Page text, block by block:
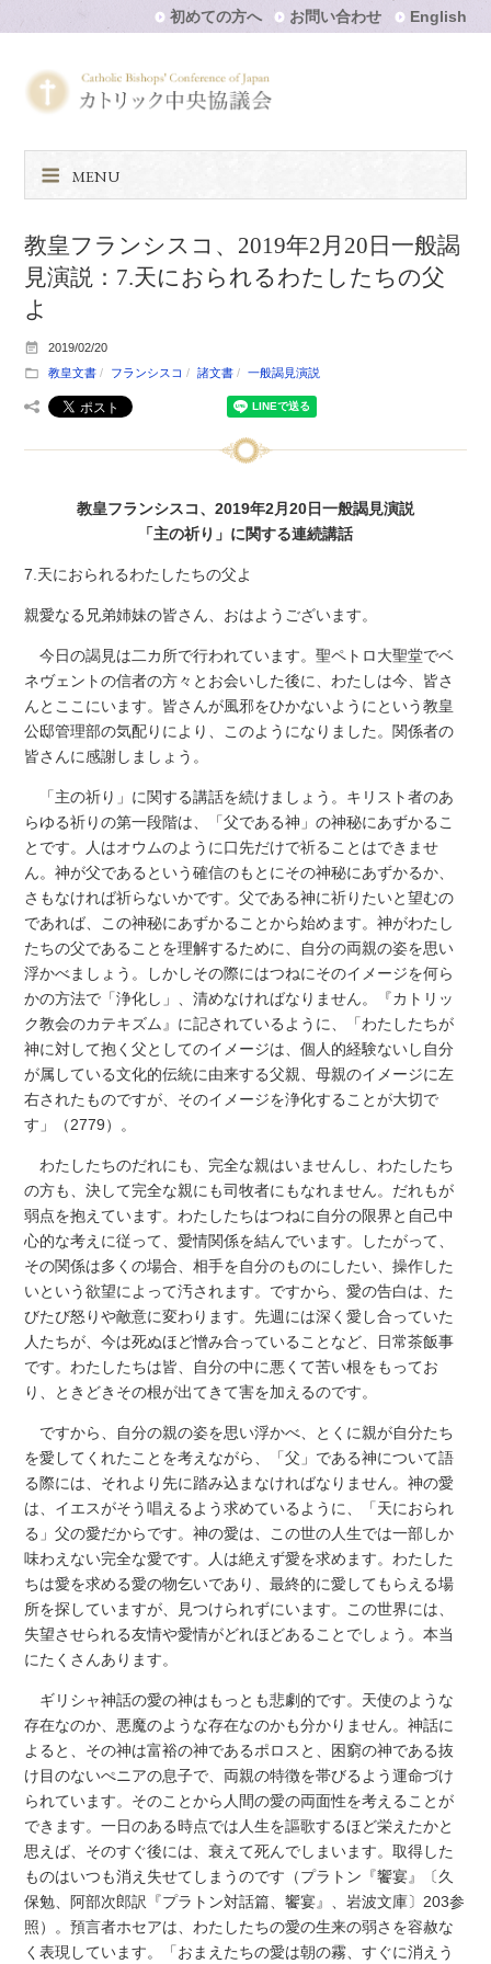
初めての方へ お問い合わせ English
MENU
教皇フランシスコ、2019年2月20日一般謁
見演説：7.天におられるわたしたちの父
よ
2019/02/20
教皇文書
フランシスコ 諸文書 一般謁見演説
教皇フランシスコ、2019年2月20日一般謁見演説
「主の祈り」に関する連続講話
7.天におられるわたしたちの父よ
親愛なる兄弟姉妹の皆さん、おはようございます。
今日の謁見は二カ所で行われています。聖ペトロ大聖堂でベ
ネヴェントの信者の方々とお会いした後に、わたしは今、皆さ
んとここにいます。皆さんが風邪をひかないようにという教皇
公邸管理部の気配りにより、このようになりました。関係者の
皆さんに感謝しましょう。
「主の祈り」に関する講話を続けましょう。キリスト者のあ
らゆる祈りの第一段階は、「父である神」の神秘にあずかるこ
とです。人はオウムのように口先だけで祈ることはできませ
ん。神が父であるという確信のもとにその神秘にあずかるか、
さもなければ祈らないかです。父である神に祈りたいと望むの
であれば、この神秘にあずかることから始めます。神がわたし
たちの父であることを理解するために、自分の両親の姿を思い
浮かべましょう。しかしその際にはつねにそのイメージを何ら
かの方法で「浄化し」、清めなければなりません。『カトリッ
ク教会のカテキズム』に記されているように、「わたしたちが
神に対して抱く父としてのイメージは、個人的経験ないし自分
が属している文化的伝統に由来する父親、母親のイメージに左
右されたものですが、そのイメージを浄化することが大切で
す」（2779）。
わたしたちのだれにも、完全な親はいませんし、わたしたち
の方も、決して完全な親にも司牧者にもなれません。だれもが
弱点を抱えています。わたしたちはつねに自分の限界と自己中
心的な考えに従って、愛情関係を結んでいます。したがって、
その関係は多くの場合、相手を自分のものにしたい、操作した
いという欲望によって汚されます。ですから、愛の告白は、た
びたび怒りや敵意に変わります。先週には深く愛し合っていた
人たちが、今は死ぬほど憎み合っていることなど、日常茶飯事
です。わたしたちは皆、自分の中に悪くて苦い根をもってお
り、ときどきその根が出てきて害を加えるのです。
ですから、自分の親の姿を思い浮かべ、とくに親が自分たち
を愛してくれたことを考えながら、「父」である神について語
る際には、それより先に踏み込まなければなりません。神の愛
は、イエスがそう唱えるよう求めているように、「天におられ
る」父の愛だからです。神の愛は、この世の人生では一部しか
味わえない完全な愛です。人は絶えず愛を求めます。わたした
ちは愛を求める愛の物乞いであり、最終的に愛してもらえる場
所を探していますが、見つけられずにいます。この世界には、
失望させられる友情や愛情がどれほどあることでしょう。本当
にたくさんあります。
ギリシャ神話の愛の神はもっとも悲劇的です。天使のような
存在なのか、悪魔のような存在なのかも分かりません。神話に
よると、その神は富裕の神であるポロスと、困窮の神である抜
け目のないぺニアの息子で、両親の特徴を帯びるよう運命づけ
られています。そのことから人間の愛の両面性を考えることが
できます。一日のある時点では人生を謳歌するほど栄えたかと
思えば、そのすぐ後には、衰えて死んでしまいます。取得した
ものはいつも消え失せてしまうのです（プラトン『饗宴』〔久
保勉、阿部次郎訳『プラトン対話篇、饗宴』、岩波文庫〕203参
照）。預言者ホセアは、わたしたちの愛の生来の弱さを容赦な
く表現しています。「おまえたちの愛は朝の霧、すぐに消えう